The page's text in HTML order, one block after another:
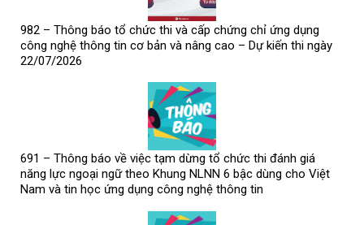
982 – Thông báo tổ chức thi và cấp chứng chỉ ứng dụng
công nghệ thông tin cơ bản và nâng cao – Dự kiến thi ngày
22/07/2026
691 – Thông báo về việc tạm dừng tổ chức thi đánh giá
năng lực ngoại ngữ theo Khung NLNN 6 bậc dùng cho Việt
Nam và tin học ứng dụng công nghệ thông tin